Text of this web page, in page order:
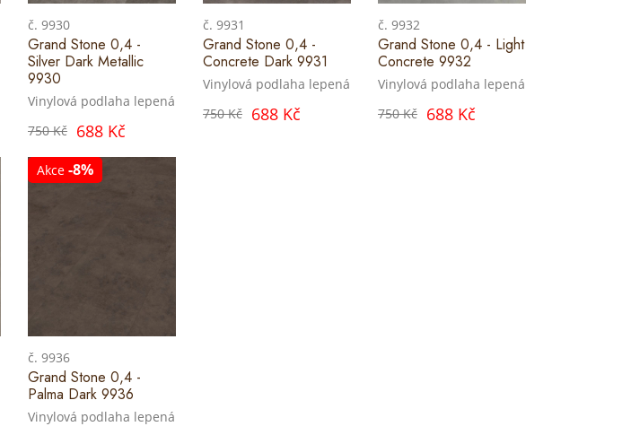
č. 9930
Grand Stone 0,4 -
Silver Dark Metallic
9930
Vinylová podlaha lepená
750 Kč 688 Kč
č. 9931
Grand Stone 0,4 -
Concrete Dark 9931
Vinylová podlaha lepená
750 Kč 688 Kč
č. 9932
Grand Stone 0,4 - Light
Concrete 9932
Vinylová podlaha lepená
750 Kč 688 Kč
Akce -8%
č. 9936
Grand Stone 0,4 -
Palma Dark 9936
Vinylová podlaha lepená